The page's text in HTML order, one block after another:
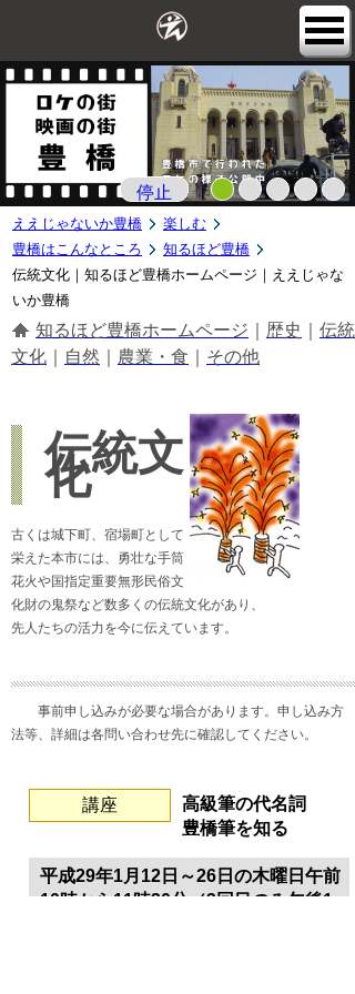
停止
ええじゃないか豊橋
楽しむ
豊橋はこんなところ
知るほど豊橋
伝統文化｜知るほど豊橋ホームページ｜ええじゃな
いか豊橋
知るほど豊橋ホームページ 歴史
伝統
文化
自然 農業・食 その他
伝統文
化
古くは城下町、宿場町として
栄えた本市には、勇壮な手筒
花火や国指定重要無形民俗文
化財の鬼祭など数多くの伝統文化があり、
先人たちの活力を今に伝えています。
事前申し込みが必要な場合があります。申し込み方
法等、詳細は各問い合わせ先に確認してください。
講座
高級筆の代名詞
豊橋筆を知る
平成29年1月12日～26日の木曜日午前
10時から11時30分（3回目のみ午後1